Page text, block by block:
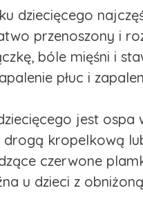
dziecięcego
przenoszony i
bóle mięśni i
płuc i
jest
drogą kropelkową
czerwone
u dzieci z